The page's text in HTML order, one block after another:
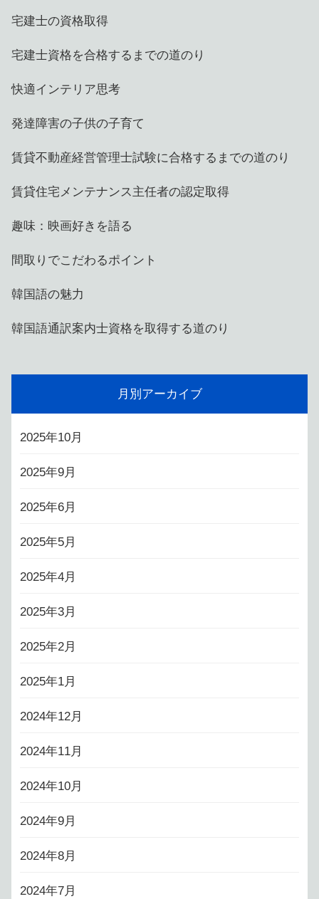
宅建士の資格取得
宅建士資格を合格するまでの道のり
快適インテリア思考
発達障害の子供の子育て
賃貸不動産経営管理士試験に合格するまでの道のり
賃貸住宅メンテナンス主任者の認定取得
趣味：映画好きを語る
間取りでこだわるポイント
韓国語の魅力
韓国語通訳案内士資格を取得する道のり
月別アーカイブ
2025年10月
2025年9月
2025年6月
2025年5月
2025年4月
2025年3月
2025年2月
2025年1月
2024年12月
2024年11月
2024年10月
2024年9月
2024年8月
2024年7月